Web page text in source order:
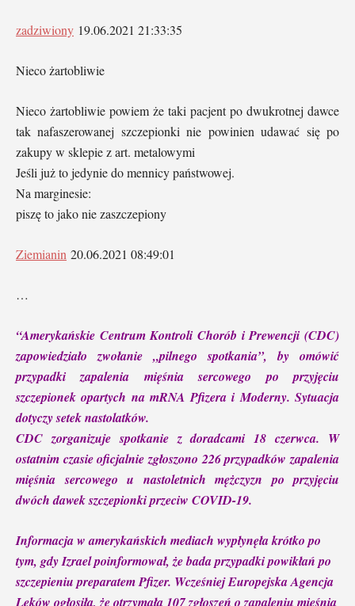
zadziwiony 19.06.2021 21:33:35
Nieco żartobliwie
Nieco żartobliwie powiem że taki pacjent po dwukrotnej dawce
tak nafaszerowanej szczepionki nie powinien udawać się po
zakupy w sklepie z art. metalowymi
Jeśli już to jedynie do mennicy państwowej.
Na marginesie:
piszę to jako nie zaszczepiony
Ziemianin 20.06.2021 08:49:01
…
“Amerykańskie Centrum Kontroli Chorób i Prewencji (CDC)
zapowiedziało zwołanie „pilnego spotkania”, by omówić
przypadki zapalenia mięśnia sercowego po przyjęciu
szczepionek opartych na mRNA Pfizera i Moderny. Sytuacja
dotyczy setek nastolatków.
CDC zorganizuje spotkanie z doradcami 18 czerwca. W
ostatnim czasie oficjalnie zgłoszono 226 przypadków zapalenia
mięśnia sercowego u nastoletnich mężczyzn po przyjęciu
dwóch dawek szczepionki przeciw COVID-19.
Informacja w amerykańskich mediach wypłynęła krótko po
tym, gdy Izrael poinformował, że bada przypadki powikłań po
szczepieniu preparatem Pfizer. Wcześniej Europejska Agencja
Leków ogłosiła, że otrzymała 107 zgłoszeń o zapaleniu mięśnia